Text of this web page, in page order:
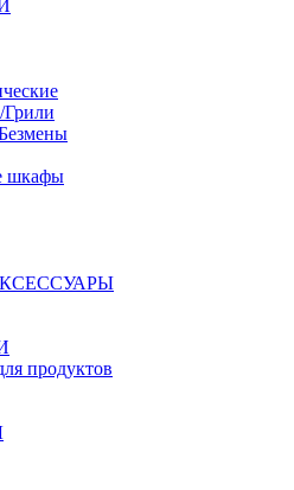
шкафы
продуктов